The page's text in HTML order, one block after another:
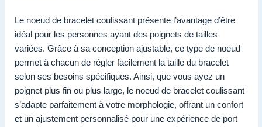
Le noeud de bracelet coulissant présente l’avantage d’être
idéal pour les personnes ayant des poignets de tailles
variées. Grâce à sa conception ajustable, ce type de noeud
permet à chacun de régler facilement la taille du bracelet
selon ses besoins spécifiques. Ainsi, que vous ayez un
poignet plus fin ou plus large, le noeud de bracelet coulissant
s’adapte parfaitement à votre morphologie, offrant un confort
et un ajustement personnalisé pour une expérience de port